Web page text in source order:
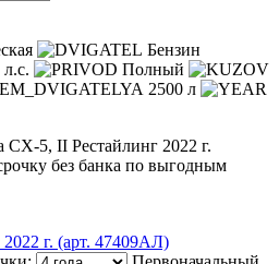
Бензин
л.с.
Полный
2500 л
г. (арт. 47409АЛ)